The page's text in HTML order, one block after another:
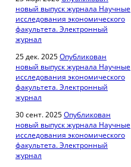
новый выпуск журнала Научные
исследования экономического
факультета. Электронный
журнал
25 дек. 2025Опубликован
новый выпуск журнала Научные
исследования экономического
факультета. Электронный
журнал
30 сент. 2025Опубликован
новый выпуск журнала Научные
исследования экономического
факультета. Электронный
журнал